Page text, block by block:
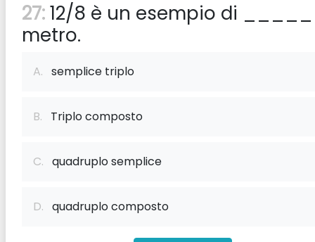
27:12/8 è un esempio di
metro.
A. semplice triplo
B. Triplo composto
C. quadruplo semplice
D. quadruplo composto